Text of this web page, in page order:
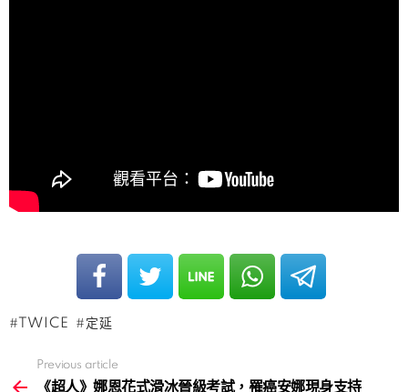
TWICE 定延
more
Previous article
《超人》娜恩花式滑冰晉級考試，罹癌安娜現身支持